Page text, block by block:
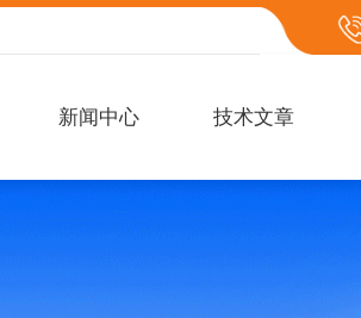
新闻中心 技术文章